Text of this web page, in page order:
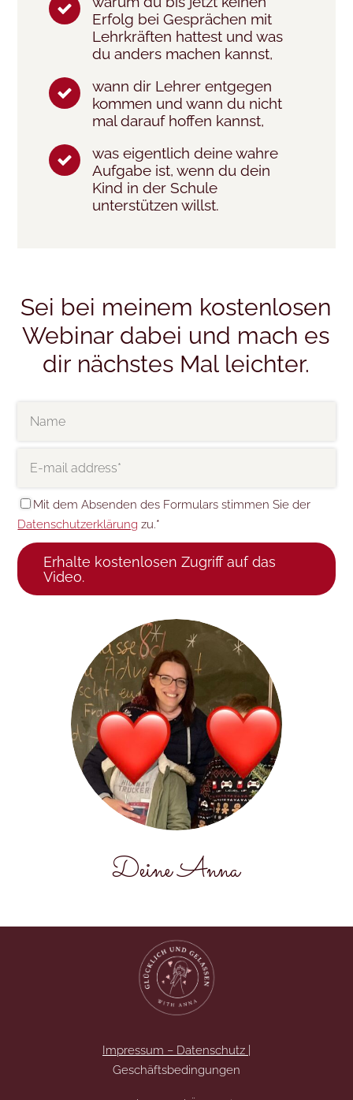
Erfolg bei Gesprächen mit
Lehrkräften hattest und was
du anders machen kannst,
wann dir Lehrer entgegen
kommen und wann du nicht
mal darauf hoffen kannst,
was eigentlich deine wahre
Aufgabe ist, wenn du dein
Kind in der Schule
unterstützen willst.
Sei bei meinem kostenlosen
Webinar dabei und mach es
dir nächstes Mal leichter.
Mit dem Absenden des Formulars stimmen Sie der
Datenschutzerklärung zu.*
Erhalte kostenlosen Zugriff auf das
Video.
Deine Anna
Impressum – Datenschutz
Geschäftsbedingungen